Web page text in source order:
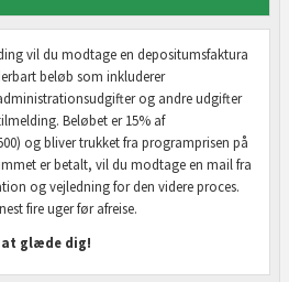
vil du modtage en depositumsfaktura
beløb som inkluderer
og andre udgifter
Beløbet er 15% af
og bliver trukket fra programprisen på
er betalt, vil du modtage en mail fra
og vejledning for den videre proces.
fire uger før afreise.
at glæde dig!